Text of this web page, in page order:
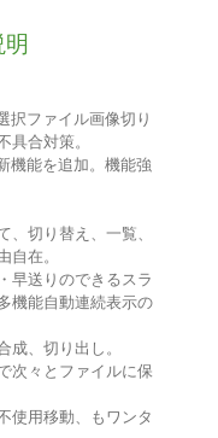
択ファイル画像切り
具合対策。
機能を追加。機能強
切り替え、一覧、
自在。
早送りのできるスラ
機能自動連続表示の
、切り出し。
次々とファイルに保
使用移動、もワンタ